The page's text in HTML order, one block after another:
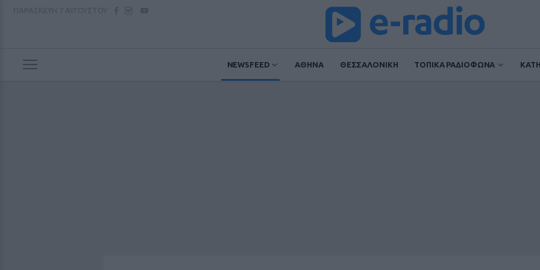
NEWSFEED ΑΘΗΝΑ ΘΕΣΣΑΛΟΝΙΚΗ ΤΟΠΙΚΑ ΡΑΔΙΟΦΩΝΑ